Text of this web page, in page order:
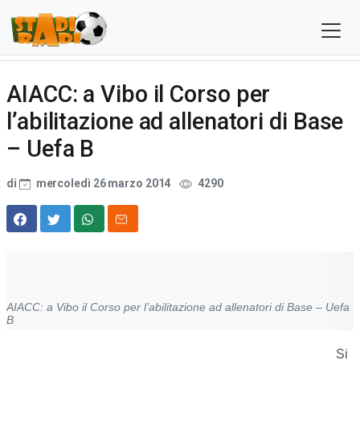
AIACC: a Vibo il Corso per
l’abilitazione ad allenatori di Base
– Uefa B
di mercoledì 26 marzo 2014 4290
AIACC: a Vibo il Corso per l’abilitazione ad allenatori di Base – Uefa
B
Si